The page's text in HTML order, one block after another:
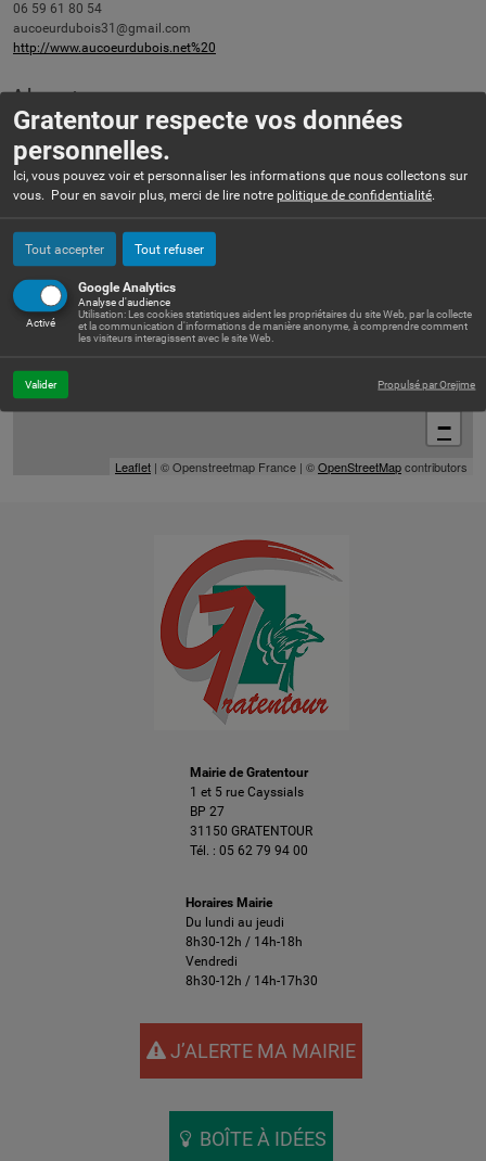
Gratentour respecte vos données
personnelles.
Ici, vous pouvez voir et personnaliser les informations que nous collectons sur
vous. Pour en savoir plus, merci de lire notre politique de confidentialité.
Tout accepter Tout refuser
Google Analytics
Activé
Analyse d'audience
Utilisation: Les cookies statistiques aident les propriétaires du site Web, par la collecte
et la communication d'informations de manière anonyme, à comprendre comment
les visiteurs interagissent avec le site Web.
Valider Propulsé par Orejime
06 59 61 80 54
aucoeurdubois31@gmail.com
http://www.aucoeurdubois.net%20
Adresse :
22 rue des Frères Lumières - 31150 GRATENTOUR
+
−
Leaflet | © Openstreetmap France | ©OpenStreetMapcontributors
Mairie de Gratentour
1 et 5 rue Cayssials
BP 27
31150 GRATENTOUR
Tél. : 05 62 79 94 00
Horaires Mairie
Du lundi au jeudi
8h30-12h / 14h-18h
Vendredi
8h30-12h / 14h-17h30
J’ALERTE MA MAIRIE
BOÎTE À IDÉES